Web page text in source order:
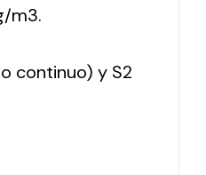
m3.
continuo) y S2